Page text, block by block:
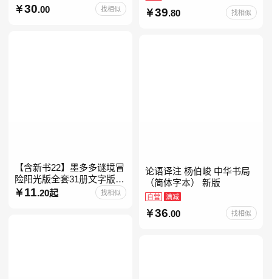
30.00 找相似
念版套装3册小学生课外阅
读儿童西游喵知识
39.80 找相似
【含新书22】墨多多谜境冒
险阳光版全套31册文字版彩
色漫画版不可思议事件簿怪
物大师任选 雷欧幻像查理九
11 .20起 找相似
论语译注 杨伯峻 中华书局
（简体字本） 新版
自营 满减
36.00 找相似